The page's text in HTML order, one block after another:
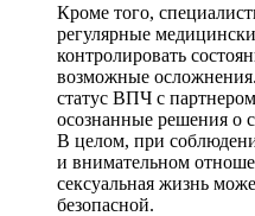
Кроме того,
регулярные
контролировать
возможные
статус ВПЧ с
осознанные решения о
В целом, при
и внимательном
сексуальная жизнь
безопасной.